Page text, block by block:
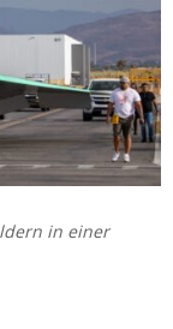
in einer